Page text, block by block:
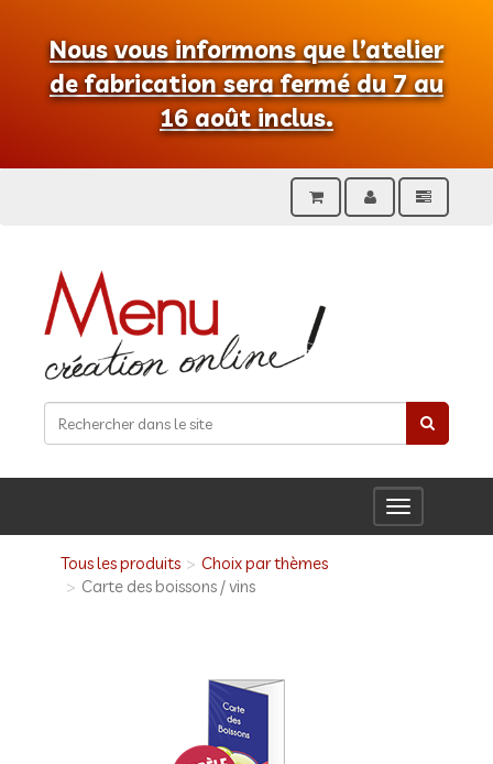
Nous vous informons que l’atelier
de fabrication sera fermé du 7 au
16 août inclus.
Toggle
navigation
Tous les produits
Choix par thèmes
Carte des boissons / vins